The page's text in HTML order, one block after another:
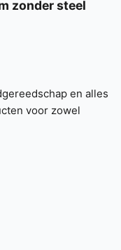
zonder steel
en alles
voor zowel